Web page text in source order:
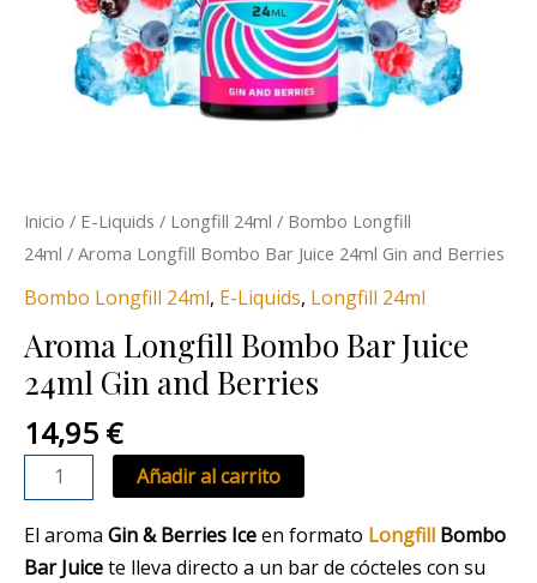
Inicio / E-Liquids / Longfill 24ml / Bombo Longfill
24ml / Aroma Longfill Bombo Bar Juice 24ml Gin and Berries
Bombo Longfill 24ml, E-Liquids, Longfill 24ml
Aroma Longfill Bombo Bar Juice
24ml Gin and Berries
14,95 €
Añadir al carrito
El aroma Gin & Berries Iceen formato Longfill Bombo
Bar Juicete lleva directo a un bar de cócteles con su